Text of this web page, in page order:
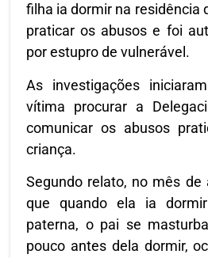
filha ia dormir na residência
praticar os abusos e foi
por estupro de vulnerável.
As investigações
vítima procurar a
comunicar os abusos
criança.
Segundo relato, no mês de
que quando ela ia
paterna, o pai se
pouco antes dela dormir,